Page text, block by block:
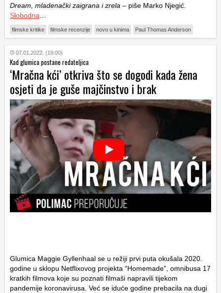
Dream, mladenački zaigrana i zrela – piše Marko Njegić.
Slobodna
filmske kritike filmske recenzije novo u kinima Paul Thomas Anderson
07.01.2022. (19:00)
Kad glumica postane redateljica
‘Mračna kći’ otkriva što se dogodi kada žena
osjeti da je guše majčinstvo i brak
Glumica Maggie Gyllenhaal se u režiji prvi puta okušala 2020.
godine u sklopu Netflixovog projekta “Homemade”, omnibusa 17
kratkih filmova koje su poznati filmaši napravili tijekom
pandemije koronavirusa. Već se iduće godine prebacila na dugi